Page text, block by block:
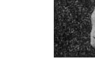
По сути, во
от засилья
и актуальность в
быстро меняться,